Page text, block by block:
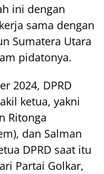
ini dengan
sama dengan
Sumatera Utara
pidatonya.
2024, DPRD
ketua, yakni
Ritonga
dan Salman
DPRD saat itu
Partai Golkar,